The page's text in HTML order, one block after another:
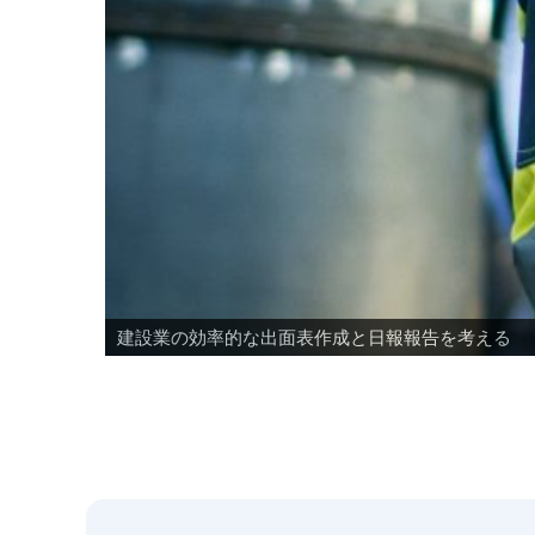
建設業の効率的な出面表作成と日報報告を考える
なぜLINEで日報？らくっぽが選ばれている１０の